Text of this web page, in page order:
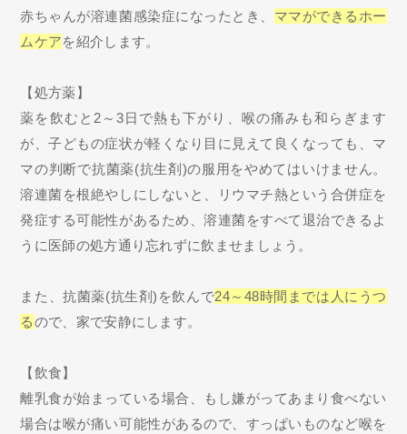
赤ちゃんが溶連菌感染症になったとき、 ママができるホー
ムケアを紹介します。
【処方薬】
薬を飲むと2～3日で熱も下がり、喉の痛みも和らぎます
が、子どもの症状が軽くなり目に見えて良くなっても、マ
マの判断で抗菌薬(抗生剤)の服用をやめてはいけません。
溶連菌を根絶やしにしないと、リウマチ熱という合併症を
発症する可能性があるため、溶連菌をすべて退治できるよ
うに医師の処方通り忘れずに飲ませましょう。
また、抗菌薬(抗生剤)を飲んで24～48時間までは人にうつ
るので、家で安静にします。
【飲食】
離乳食が始まっている場合、もし嫌がってあまり食べない
場合は喉が痛い可能性があるので、すっぱいものなど喉を